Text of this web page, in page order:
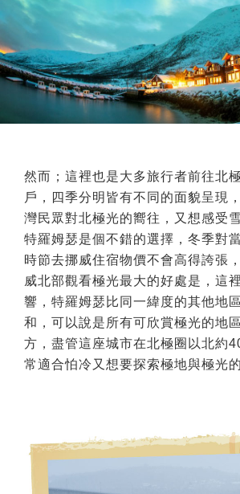
然而；這裡也是大多旅行者前往北
戶，四季分明皆有不同的面貌呈現
灣民眾對北極光的嚮往，又想感受
特羅姆瑟是個不錯的選擇，冬季對
時節去挪威住宿物價不會高得誇張
威北部觀看極光最大的好處是，這
響，特羅姆瑟比同一緯度的其他地
和，可以說是所有可欣賞極光的地
方，盡管這座城市在北極圈以北約
常適合怕冷又想要探索極地與極光